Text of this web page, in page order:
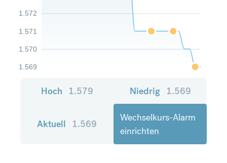
1.569
1.570
1.571
1.572
Hoch 1.579 Niedrig 1.569
Aktuell 1.569
Wechselkurs-Alarm
einrichten